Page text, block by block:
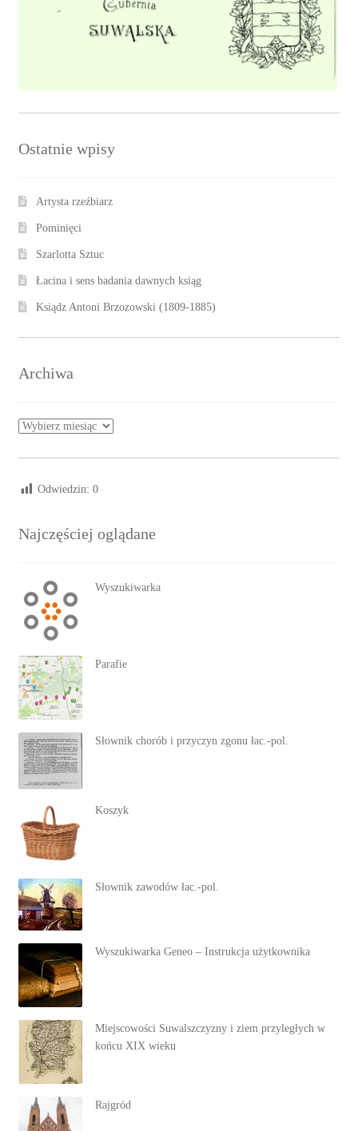
Ostatnie wpisy
Artysta rzeźbiarz
Pominięci
Szarlotta Sztuc
Łacina i sens badania dawnych ksiąg
Ksiądz Antoni Brzozowski (1809-1885)
Archiwa
Archiwa
Odwiedzin: 0
Najczęściej oglądane
Wyszukiwarka
Parafie
Słownik chorób i przyczyn zgonu łac.-pol.
Koszyk
Słownik zawodów łac.-pol.
Wyszukiwarka Geneo – Instrukcja użytkownika
Miejscowości Suwalszczyzny i ziem przyległych w
końcu XIX wieku
Rajgród